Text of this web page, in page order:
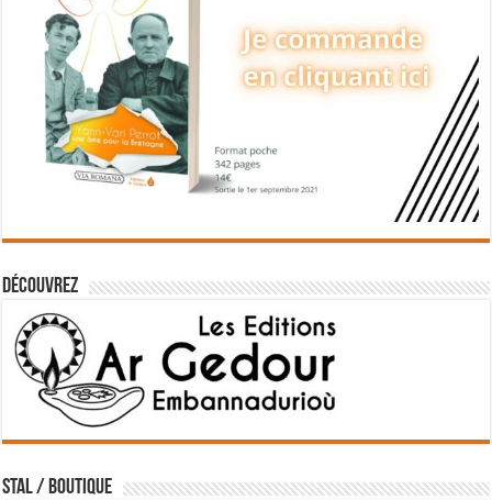
Découvrez
STAL / BOUTIQUE